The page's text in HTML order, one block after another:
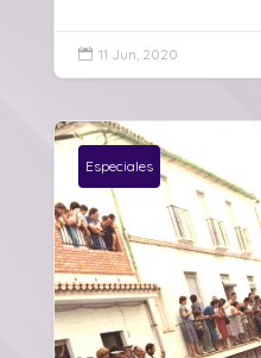
 11 Jun, 2020
Especiales